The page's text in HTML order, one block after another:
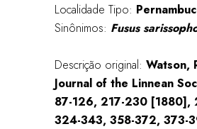
Localidade Tipo:
Sinônimos: Fusus
Descrição original: Watson,
Journal of the Linnean
87-126, 217-230
324-343, 358-372, 373-